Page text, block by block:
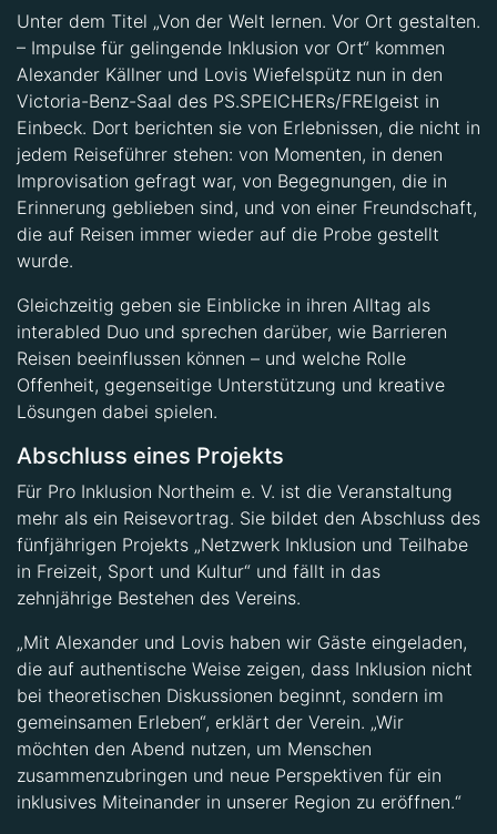
Unter dem Titel „Von der Welt lernen. Vor Ort gestalten.
– Impulse für gelingende Inklusion vor Ort“ kommen
Alexander Källner und Lovis Wiefelspütz nun in den
Victoria-Benz-Saal des PS.SPEICHERs/FREIgeist in
Einbeck. Dort berichten sie von Erlebnissen, die nicht in
jedem Reiseführer stehen: von Momenten, in denen
Improvisation gefragt war, von Begegnungen, die in
Erinnerung geblieben sind, und von einer Freundschaft,
die auf Reisen immer wieder auf die Probe gestellt
wurde.
Gleichzeitig geben sie Einblicke in ihren Alltag als
interabled Duo und sprechen darüber, wie Barrieren
Reisen beeinflussen können – und welche Rolle
Offenheit, gegenseitige Unterstützung und kreative
Lösungen dabei spielen.
Abschluss eines Projekts
Für Pro Inklusion Northeim e. V. ist die Veranstaltung
mehr als ein Reisevortrag. Sie bildet den Abschluss des
fünfjährigen Projekts „Netzwerk Inklusion und Teilhabe
in Freizeit, Sport und Kultur“ und fällt in das
zehnjährige Bestehen des Vereins.
„Mit Alexander und Lovis haben wir Gäste eingeladen,
die auf authentische Weise zeigen, dass Inklusion nicht
bei theoretischen Diskussionen beginnt, sondern im
gemeinsamen Erleben“, erklärt der Verein. „Wir
möchten den Abend nutzen, um Menschen
zusammenzubringen und neue Perspektiven für ein
inklusives Miteinander in unserer Region zu eröffnen.“